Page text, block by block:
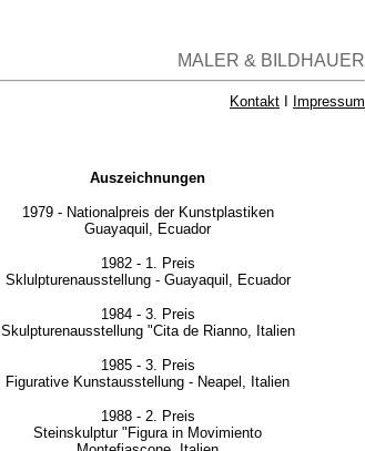
MALER & BILDHAUER
Kontakt Impressum
Auszeichnungen
1979 - Nationalpreis der Kunstplastiken
Guayaquil, Ecuador
1982 - 1. Preis
Sklulpturenausstellung - Guayaquil, Ecuador
1984 - 3. Preis
Skulpturenausstellung "Cita de Rianno, Italien
1985 - 3. Preis
Figurative Kunstausstellung - Neapel, Italien
1988 - 2. Preis
Steinskulptur "Figura in Movimiento